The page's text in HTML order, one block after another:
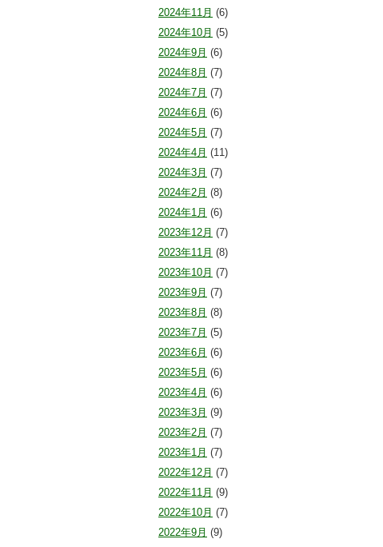
2024年11月 (6)
2024年10月 (5)
2024年9月 (6)
2024年8月 (7)
2024年7月 (7)
2024年6月 (6)
2024年5月 (7)
2024年4月 (11)
2024年3月 (7)
2024年2月 (8)
2024年1月 (6)
2023年12月 (7)
2023年11月 (8)
2023年10月 (7)
2023年9月 (7)
2023年8月 (8)
2023年7月 (5)
2023年6月 (6)
2023年5月 (6)
2023年4月 (6)
2023年3月 (9)
2023年2月 (7)
2023年1月 (7)
2022年12月 (7)
2022年11月 (9)
2022年10月 (7)
2022年9月 (9)